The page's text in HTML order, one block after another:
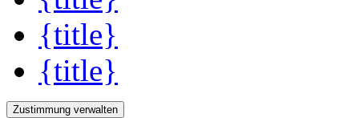
{title}
{title}
Zustimmung verwalten